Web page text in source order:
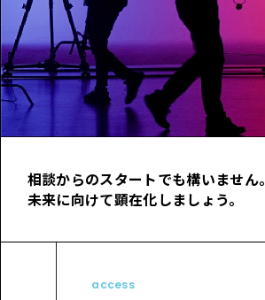
相談からのスタートでも構いません。
未来に向けて顕在化しましょう。
access